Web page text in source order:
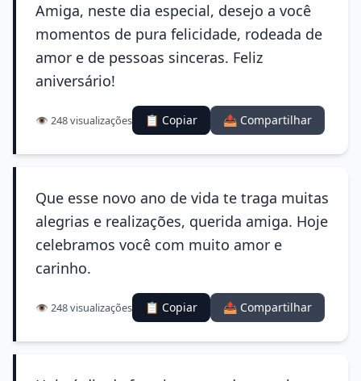
Amiga, neste dia especial, desejo a você
momentos de pura felicidade, rodeada de
amor e de pessoas sinceras. Feliz
aniversário!
👁️ 248 visualizações 📋 Copiar 📤 Compartilhar
Que esse novo ano de vida te traga muitas
alegrias e realizações, querida amiga. Hoje
celebramos você com muito amor e
carinho.
👁️ 248 visualizações 📋 Copiar 📤 Compartilhar